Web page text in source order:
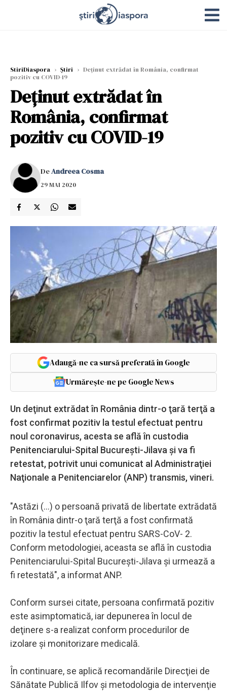
StiriDiaspora › Știri › Deţinut extrădat în România, confirmat
pozitiv cu COVID-19
Deţinut extrădat în
România, confirmat
pozitiv cu COVID-19
DeAndreea Cosma
29 MAI 2020
Adaugă-ne ca sursă preferată în Google
Urmărește-ne pe Google News
Un deţinut extrădat în România dintr-o ţară terţă a
fost confirmat pozitiv la testul efectuat pentru
noul coronavirus, acesta se află în custodia
Penitenciarului-Spital Bucureşti-Jilava şi va fi
retestat, potrivit unui comunicat al Administraţiei
Naţionale a Penitenciarelor (ANP) transmis, vineri.
"Astăzi (...) o persoană privată de libertate extrădată
în România dintr-o ţară terţă a fost confirmată
pozitiv la testul efectuat pentru SARS-CoV- 2.
Conform metodologiei, aceasta se află în custodia
Penitenciarului-Spital Bucureşti-Jilava şi urmează a
fi retestată", a informat ANP.
Conform sursei citate, persoana confirmată pozitiv
este asimptomatică, iar depunerea în locul de
deţinere s-a realizat conform procedurilor de
izolare şi monitorizare medicală.
În continuare, se aplică recomandările Direcţiei de
Sănătate Publică Ilfov şi metodologia de intervenţie